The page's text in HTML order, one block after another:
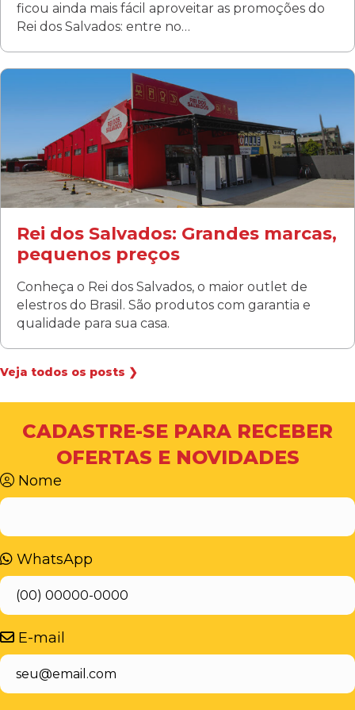
Fanny
Rua Albino Beatriz, 100 - Fanny, Curitiba –PR
Segunda a sábado: 09h00 às 19h00
Domingo: FECHADA
ÚLTIMOS DIAS DE LIQUIDAÇÃO!
(41) 3411-1754
(41) 99249-4620
ficou ainda mais fácil aproveitar as promoções do
Rei dos Salvados: entre no…
Rei dos Salvados: Grandes marcas,
pequenos preços
Conheça o Rei dos Salvados, o maior outlet de
elestros do Brasil. São produtos com garantia e
qualidade para sua casa.
Veja todos os posts ❯
CADASTRE-SE PARA RECEBER
OFERTAS E NOVIDADES
Nome
WhatsApp
E-mail